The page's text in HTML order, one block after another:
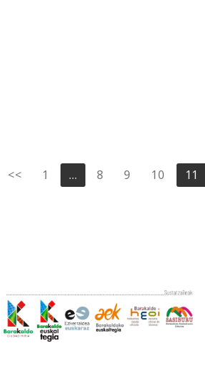
<< 1 … 8 9 10 11